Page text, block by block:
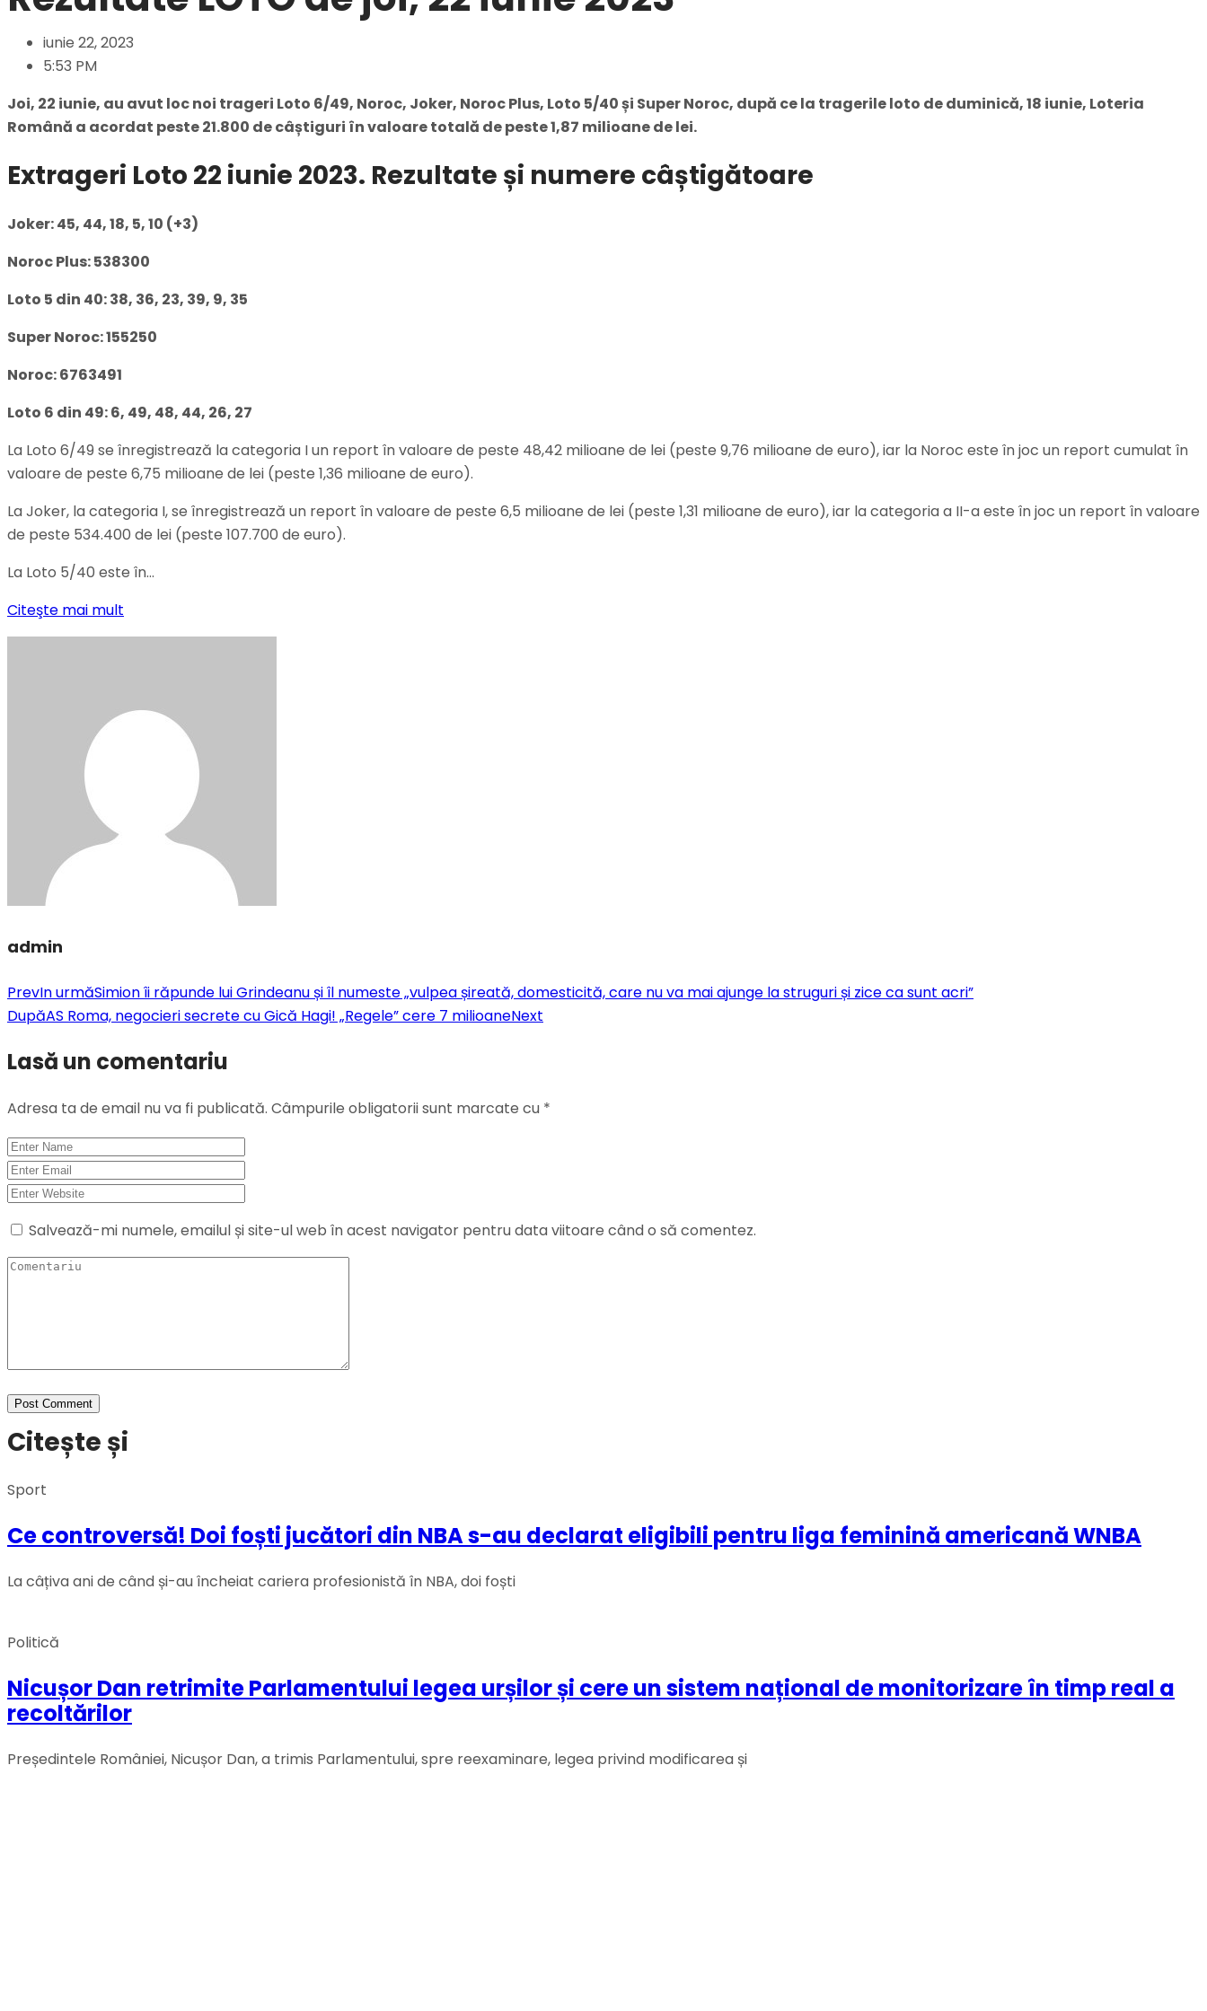
iunie 22, 2023
5:53 PM
Joi, 22 iunie, au avut loc noi trageri Loto 6/49, Noroc, Joker, Noroc Plus, Loto 5/40 și Super Noroc, după ce la tragerile loto de duminică, 18 iunie, Loteria
Română a acordat peste 21.800 de câștiguri în valoare totală de peste 1,87 milioane de lei.
Extrageri Loto 22 iunie 2023. Rezultate și numere câștigătoare
Joker: 45, 44, 18, 5, 10 (+3)
Noroc Plus: 538300
Loto 5 din 40: 38, 36, 23, 39, 9, 35
Super Noroc: 155250
Noroc: 6763491
Loto 6 din 49:6, 49, 48, 44, 26, 27
La Loto 6/49 se înregistrează la categoria I un report în valoare de peste 48,42 milioane de lei (peste 9,76 milioane de euro), iar la Noroc este în joc un report cumulat în
valoare de peste 6,75 milioane de lei (peste 1,36 milioane de euro).
La Joker, la categoria I, se înregistrează un report în valoare de peste 6,5 milioane de lei (peste 1,31 milioane de euro), iar la categoria a II-a este în joc un report în valoare
de peste 534.400 de lei (peste 107.700 de euro).
La Loto 5/40 este în…
Citeşte mai mult
admin
PrevIn urmăSimion îi răpunde lui Grindeanu și îl numeste „vulpea șireată, domesticită, care nu va mai ajunge la struguri și zice ca sunt acri”
DupăAS Roma, negocieri secrete cu Gică Hagi! „Regele” cere 7 milioaneNext
Lasă un comentariu
Adresa ta de email nu va fi publicată. Câmpurile obligatorii sunt marcate cu *
Salvează-mi numele, emailul și site-ul web în acest navigator pentru data viitoare când o să comentez.
Citește și
Sport
Ce controversă! Doi foști jucători din NBA s-au declarat eligibili pentru liga feminină americană WNBA
La câțiva ani de când și-au încheiat cariera profesionistă în NBA, doi foști
Politică
Nicușor Dan retrimite Parlamentului legea urșilor și cere un sistem național de monitorizare în timp real a
recoltărilor
Președintele României, Nicușor Dan, a trimis Parlamentului, spre reexaminare, legea privind modificarea și